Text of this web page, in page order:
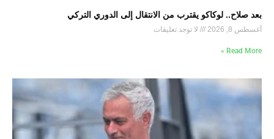
بعد صلاح.. لوكاكو يقترب من الانتقال إلى الدوري التركي
أغسطس 8, 2026 لا توجد تعليقات
Read More »